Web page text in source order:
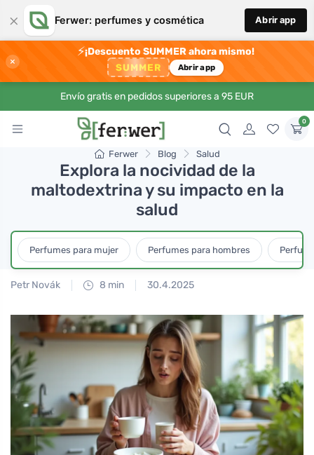
× Ferwer: perfumes y cosmética Abrir app
×
⚡¡Descuento SUMMER ahora mismo!
SUMMER Abrir app
Envío gratis en pedidos superiores a 95 EUR
0
Ferwer Blog Salud
Explora la nocividad de la
maltodextrina y su impacto en la
salud
Perfumes para mujer Perfumes para hombres
Petr Novák 8 min 30.4.2025